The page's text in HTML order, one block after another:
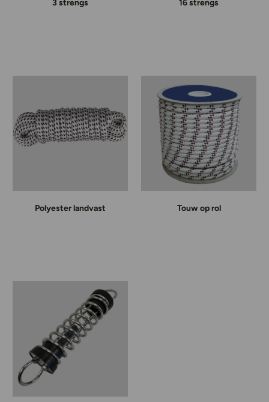
3 strengs 16 strengs
Polyester landvast Touw op rol